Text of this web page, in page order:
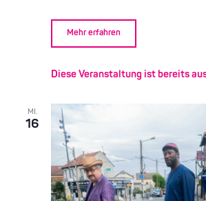
Mehr erfahren
Diese Veranstaltung ist bereits
MI.
16